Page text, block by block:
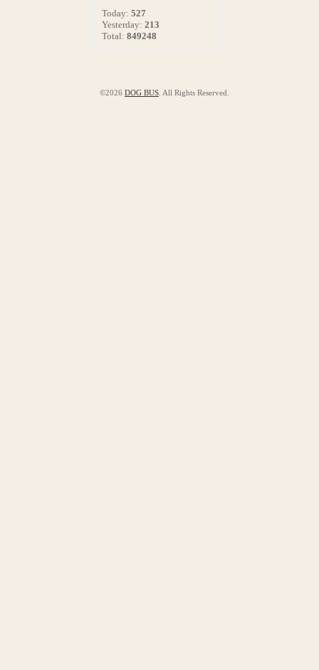
Today: 527
Yesterday: 213
Total: 849248
©2026 DOG BUS . All Rights Reserved.